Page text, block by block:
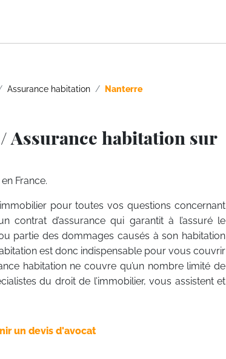
Assurance habitation Nanterre
Assurance habitation sur
France.
pour toutes vos questions concernant
contrat d’assurance qui garantit à l’assuré le
partie des dommages causés à son habitation
est donc indispensable pour vous couvrir
habitation ne couvre qu’un nombre limité de
du droit de l’immobilier, vous assistent et
un devis d'avocat